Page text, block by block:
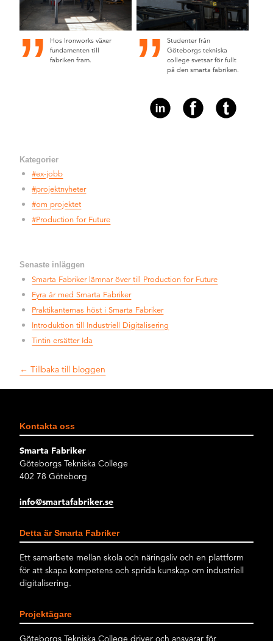
Hos Ironworks växer
fundamenten till
fabriken fram.
Studenter från
Göteborgs tekniska
college svetsar för fullt
på den smarta fabriken.
Kategorier
#ex-jobb
#projektnyheter
#om projektet
#Production for Future
Senaste inläggen
Smarta Fabriker lämnar övertill Production for Future
Fyra år med Smarta Fabriker
Praktikanternas höst iSmarta Fabriker
Introduktion till Industriell Digitalisering
Tintin ersätter Ida
← Tillbaka till bloggen
Kontakta oss
Smarta Fabriker
Göteborgs Tekniska College
402 78 Göteborg
info@smartafabriker.se
Detta är Smarta Fabriker
Ett samarbete mellan skola och näringsliv och en plattform
för att skapa kompetens och sprida kunskap om industriell
digitalisering.
Projektägare
Göteborgs Tekniska College driver och ansvarar för